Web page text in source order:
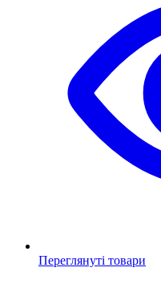
Переглянуті товари